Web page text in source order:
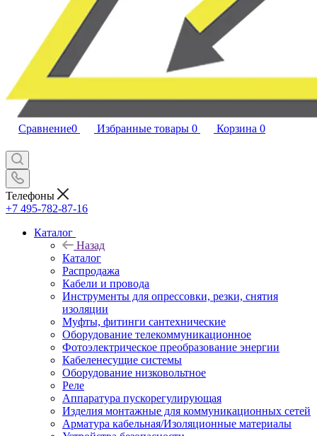
Сравнение0 Избранные товары 0 Корзина 0
Телефоны
+7 495-782-87-16
Каталог
Назад
Каталог
Распродажа
Кабели и провода
Инструменты для опрессовки, резки, снятия
изоляции
Муфты, фитинги сантехнические
Оборудование телекоммуникационное
Фотоэлектрическое преобразование энергии
Кабеленесущие системы
Оборудование низковольтное
Реле
Аппаратура пускорегулирующая
Изделия монтажные для коммуникационных сетей
Арматура кабельная/Изоляционные материалы